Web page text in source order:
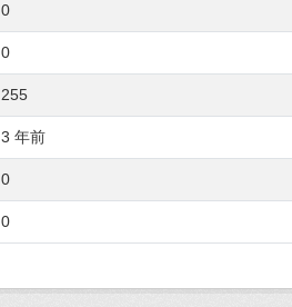
0
0
255
3 年前
0
0